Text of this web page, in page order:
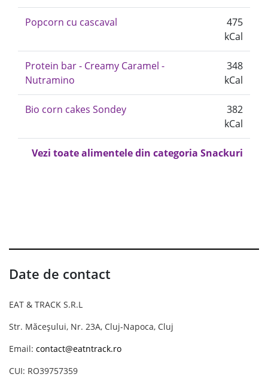
Popcorn cu cascaval
475
kCal
Protein bar - Creamy Caramel -
Nutramino
348
kCal
Bio corn cakes Sondey
382
kCal
Vezi toate alimentele din categoria Snackuri
Date de contact
EAT & TRACK S.R.L
Str. Măceșului, Nr. 23A, Cluj-Napoca, Cluj
Email: contact@eatntrack.ro
CUI: RO39757359